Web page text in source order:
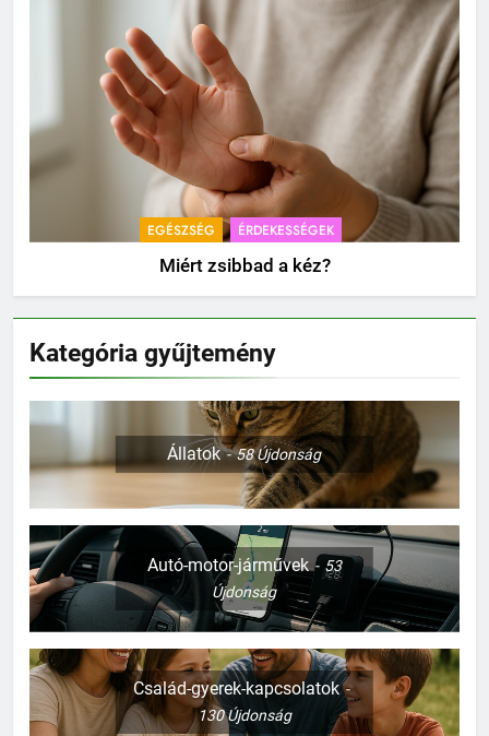
EGÉSZSÉG ÉRDEKESSÉGEK
Miért zsibbad a kéz?
Kategória gyűjtemény
Állatok 58Újdonság
Autó-motor-járművek
53
Újdonság
Család-gyerek-kapcsolatok
130Újdonság